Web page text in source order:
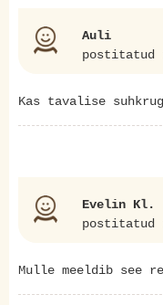
Auli
postitatud
Kas tavalise
Evelin Kl.
postitatud
Mulle meeldib see